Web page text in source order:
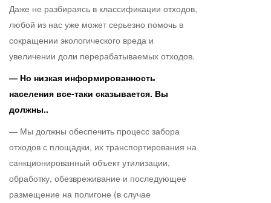
Даже не разбираясь в классификации отходов,
любой из нас уже может серьезно помочь в
сокращении экологического вреда и
увеличении доли перерабатываемых отходов.
— Но низкая информированность
населения все-таки сказывается. Вы
должны..
— Мы должны обеспечить процесс забора
отходов с площадки, их транспортирования на
санкционированный объект утилизации,
обработку, обезвреживание и последующее
размещение на полигоне (в случае